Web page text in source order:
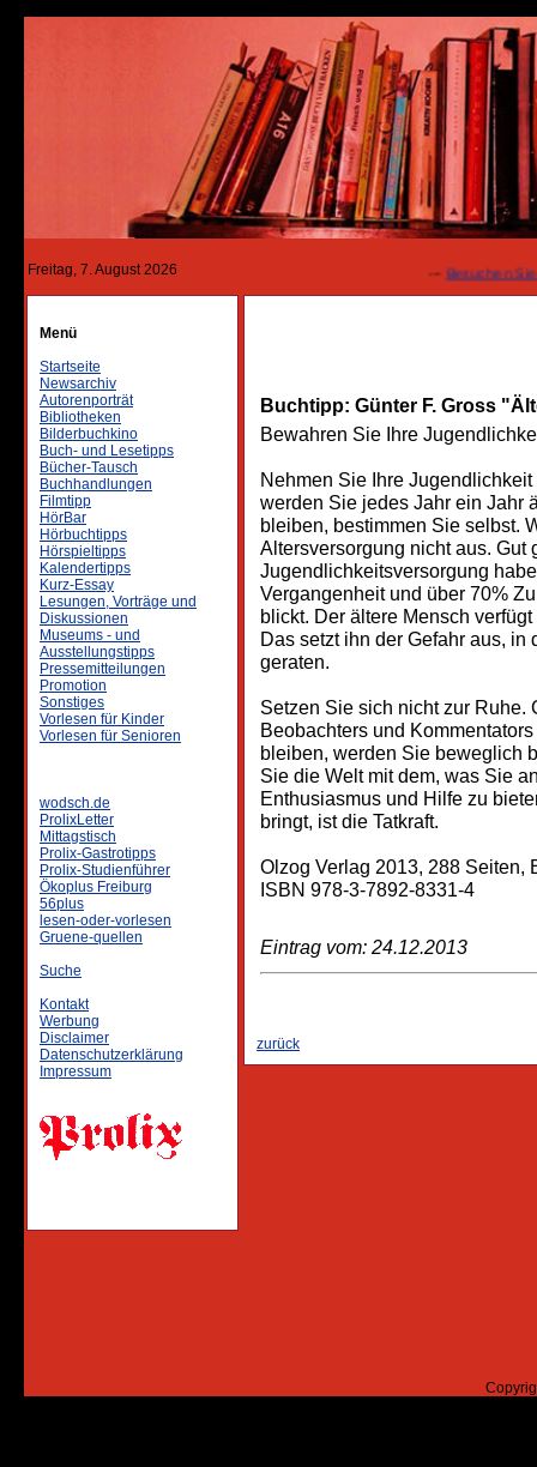
Freitag, 7. August 2026 ---Besuchen Sie
Menü
Startseite
Newsarchiv
Autorenporträt
Bibliotheken
Bilderbuchkino
Buch- und Lesetipps
Bücher-Tausch
Buchhandlungen
Filmtipp
HörBar
Hörbuchtipps
Hörspieltipps
Kalendertipps
Kurz-Essay
Lesungen, Vorträge und
Diskussionen
Museums - und
Ausstellungstipps
Pressemitteilungen
Promotion
Sonstiges
Vorlesen für Kinder
Vorlesen für Senioren
wodsch.de
ProlixLetter
Mittagstisch
Prolix-Gastrotipps
Prolix-Studienführer
Ökoplus Freiburg
56plus
lesen-oder-vorlesen
Gruene-quellen
Suche
Kontakt
Werbung
Disclaimer
Datenschutzerklärung
Impressum
Buchtipp: Günter F. Gross
Bewahren Sie Ihre
Nehmen Sie Ihre
werden Sie jedes Jahr ein Jahr
bleiben, bestimmen Sie selbst.
Altersversorgung nicht aus. Gut
Jugendlichkeitsversorgung
Vergangenheit und über 70%
blickt. Der ältere Mensch
Das setzt ihn der Gefahr aus,
geraten.
Setzen Sie sich nicht zur Ruhe.
Beobachters und
bleiben, werden Sie beweglich
Sie die Welt mit dem, was Sie
Enthusiasmus und Hilfe zu
bringt, ist die Tatkraft.
Olzog Verlag 2013, 288 Seiten,
ISBN 978-3-7892-8331-4
Eintrag vom: 24.12.2013
zurück